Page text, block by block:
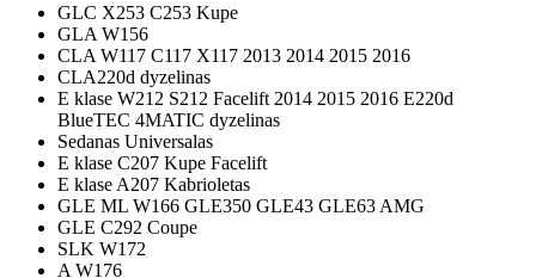
GLC X253 C253 Kupe
GLA W156
CLA W117 C117 X117 2013 2014 2015 2016
CLA220d dyzelinas
E klase W212 S212 Facelift 2014 2015 2016 E220d
BlueTEC 4MATIC dyzelinas
Sedanas Universalas
E klase C207 Kupe Facelift
E klase A207 Kabrioletas
GLE ML W166 GLE350 GLE43 GLE63 AMG
GLE C292 Coupe
SLK W172
A W176